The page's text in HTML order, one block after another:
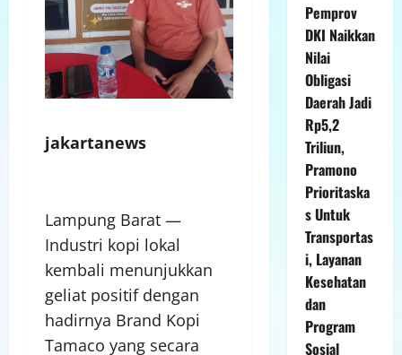
jakartanews
Lampung Barat —
Industri kopi lokal
kembali menunjukkan
geliat positif dengan
hadirnya Brand Kopi
Tamaco yang secara
Pemprov
DKI Naikkan
Nilai
Obligasi
Daerah Jadi
Rp5,2
Triliun,
Pramono
Prioritaska
s Untuk
Transportas
i, Layanan
Kesehatan
dan
Program
Sosial